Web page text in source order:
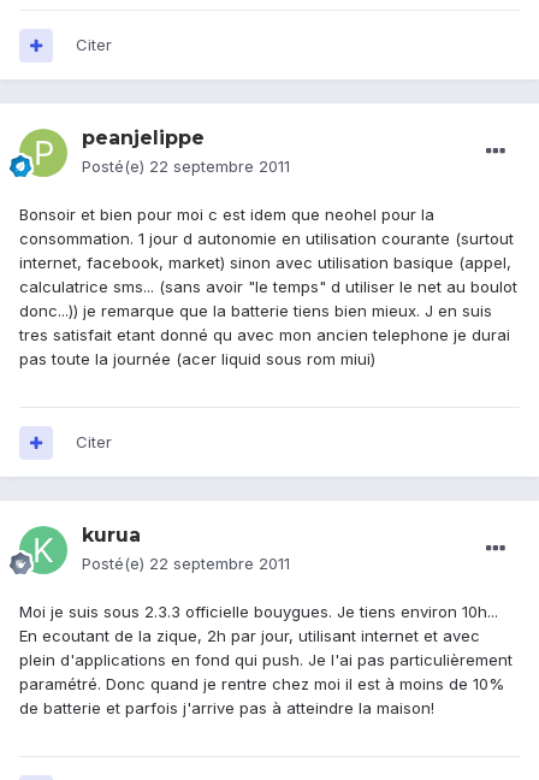
Citer
peanjelippe
Posté(e) 22 septembre 2011
Bonsoir et bien pour moi c est idem que neohel pour la
consommation. 1 jour d autonomie en utilisation courante (surtout
internet, facebook, market) sinon avec utilisation basique (appel,
calculatrice sms... (sans avoir "le temps" d utiliser le net au boulot
donc...)) je remarque que la batterie tiens bien mieux. J en suis
tres satisfait etant donné qu avec mon ancien telephone je durai
pas toute la journée (acer liquid sous rom miui)
Citer
kurua
Posté(e) 22 septembre 2011
Moi je suis sous 2.3.3 officielle bouygues. Je tiens environ 10h...
En ecoutant de la zique, 2h par jour, utilisant internet et avec
plein d'applications en fond qui push. Je l'ai pas particulièrement
paramétré. Donc quand je rentre chez moi il est à moins de 10%
de batterie et parfois j'arrive pas à atteindre la maison!